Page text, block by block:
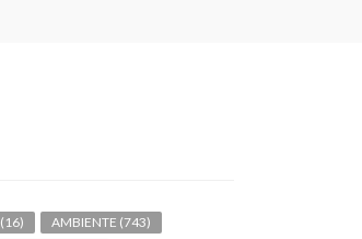
(16) AMBIENTE (743)